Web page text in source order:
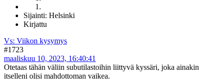
Sijainti: Helsinki
Kirjattu
Vs: Viikon kysymys
#1723
maaliskuu 10, 2023, 16:40:41
Otetaas tähän väliin subutilastoihin liittyvä kyssäri, joka ainakin
itselleni olisi mahdottoman vaikea.